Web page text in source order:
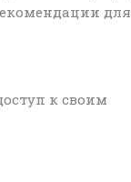
для
к своим